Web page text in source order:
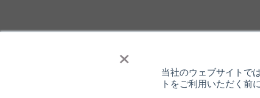
×
当社のウェブサイトで
トをご利用いただく前に